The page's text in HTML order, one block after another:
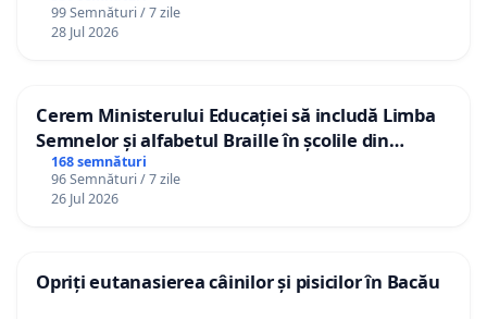
99 Semnături / 7 zile
28 Jul 2026
Cerem Ministerului Educației să includă Limba
Semnelor și alfabetul Braille în școlile din
Republica Moldova!
168 semnături
96 Semnături / 7 zile
26 Jul 2026
Opriți eutanasierea câinilor și pisicilor în Bacău